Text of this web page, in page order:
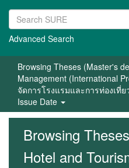
Advanced Search
Browsing Theses (Master's
Management (International
จัดการโรงแรมและการท่องเ
Issue Date
Browsing
Hotel and